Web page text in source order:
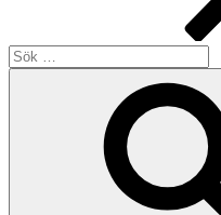
Sök
efter: